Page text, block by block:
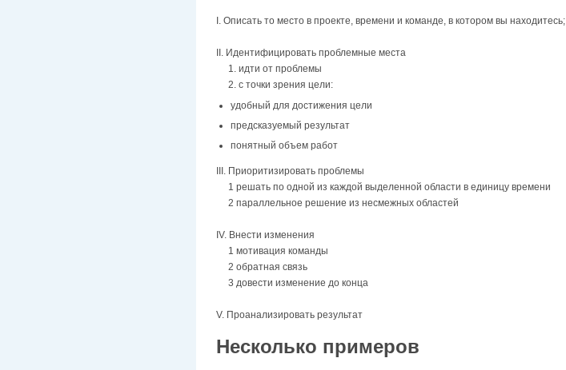
I. Описать то место в проекте, времени и команде, в котором вы находитесь;
II. Идентифицировать проблемные места
1. идти от проблемы
2. с точки зрения цели:
удобный для достижения цели
предсказуемый результат
понятный объем работ
III. Приоритизировать проблемы
1 решать по одной из каждой выделенной области в единицу времени
2 параллельное решение из несмежных областей
IV. Внести изменения
1 мотивация команды
2 обратная связь
3 довести изменение до конца
V. Проанализировать результат
Несколько примеров